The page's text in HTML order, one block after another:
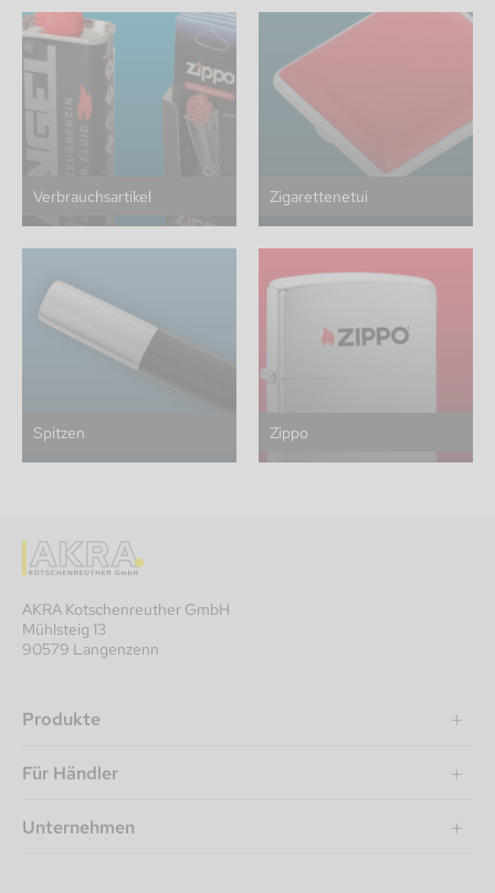
Verbrauchsartikel Zigarettenetui
Spitzen Zippo
AKRA Kotschenreuther GmbH
Mühlsteig 13
90579 Langenzenn
Produkte
Für Händler
Unternehmen